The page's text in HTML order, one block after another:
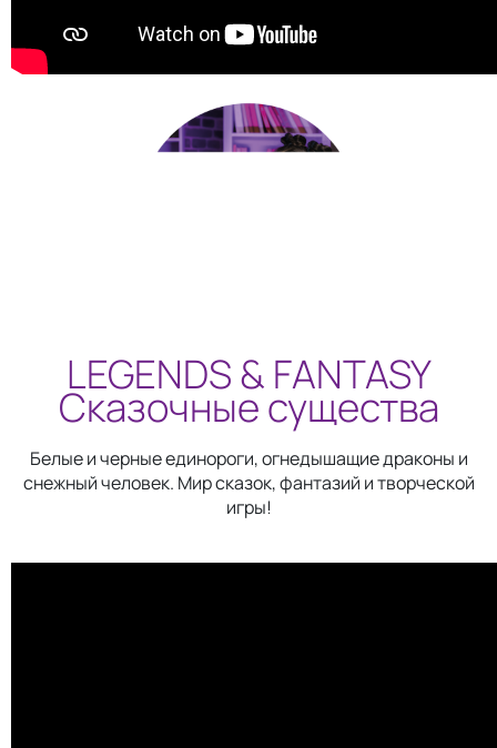
LEGENDS & FANTASY
Сказочные существа
Белые и черные единороги, огнедышащие драконы и
снежный человек. Мир сказок, фантазий и творческой
игры!